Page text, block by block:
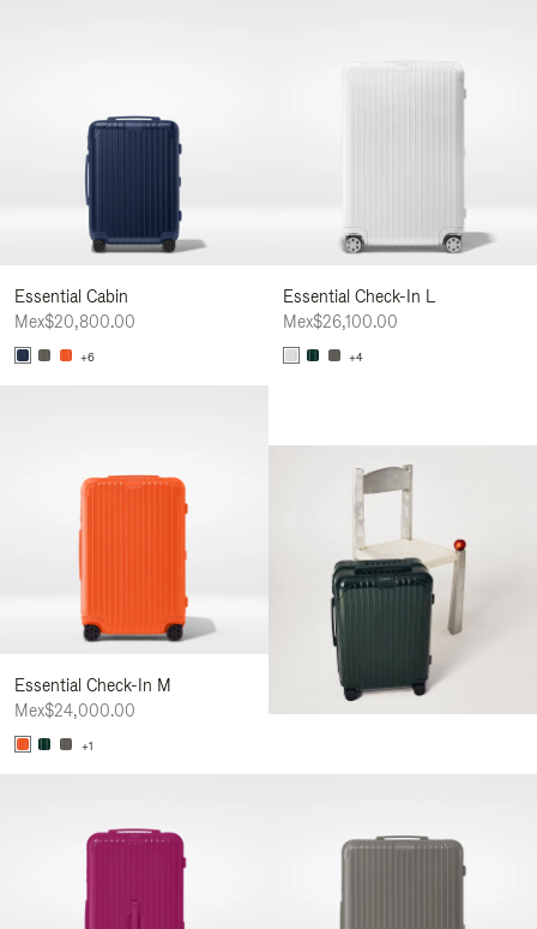
Essential Cabin
Mex$20,800.00
+6
Essential Check-In L
Mex$26,100.00
+4
Essential Check-In M
Mex$24,000.00
+1